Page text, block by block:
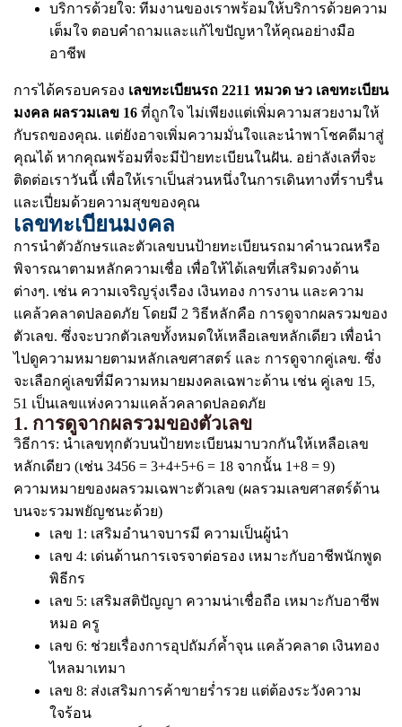
บริการด้วยใจ: ทีมงานของเราพร้อมให้บริการด้วยความ
เต็มใจ ตอบคำถามและแก้ไขปัญหาให้คุณอย่างมือ
อาชีพ
การได้ครอบครอง เลขทะเบียนรถ 2211 หมวด ษว เลขทะเบียน
มงคล ผลรวมเลข 16 ที่ถูกใจ ไม่เพียงแต่เพิ่มความสวยงามให้
กับรถของคุณ. แต่ยังอาจเพิ่มความมั่นใจและนำพาโชคดีมาสู่
คุณได้ หากคุณพร้อมที่จะมีป้ายทะเบียนในฝัน. อย่าลังเลที่จะ
ติดต่อเราวันนี้ เพื่อให้เราเป็นส่วนหนึ่งในการเดินทางที่ราบรื่น
และเปี่ยมด้วยความสุขของคุณ
เลขทะเบียนมงคล
การนำตัวอักษรและตัวเลขบนป้ายทะเบียนรถมาคำนวณหรือ
พิจารณาตามหลักความเชื่อ เพื่อให้ได้เลขที่เสริมดวงด้าน
ต่างๆ. เช่น ความเจริญรุ่งเรือง เงินทอง การงาน และความ
แคล้วคลาดปลอดภัย โดยมี 2 วิธีหลักคือ การดูจากผลรวมของ
ตัวเลข. ซึ่งจะบวกตัวเลขทั้งหมดให้เหลือเลขหลักเดียว เพื่อนำ
ไปดูความหมายตามหลักเลขศาสตร์ และ การดูจากคู่เลข. ซึ่ง
จะเลือกคู่เลขที่มีความหมายมงคลเฉพาะด้าน เช่น คู่เลข 15,
51 เป็นเลขแห่งความแคล้วคลาดปลอดภัย
1. การดูจากผลรวมของตัวเลข
วิธีการ: นำเลขทุกตัวบนป้ายทะเบียนมาบวกกันให้เหลือเลข
หลักเดียว (เช่น 3456 = 3+4+5+6 = 18 จากนั้น 1+8 = 9)
ความหมายของผลรวมเฉพาะตัวเลข (ผลรวมเลขศาสตร์ด้าน
บนจะรวมพยัญชนะด้วย)
เลข 1: เสริมอำนาจบารมี ความเป็นผู้นำ
เลข 4: เด่นด้านการเจรจาต่อรอง เหมาะกับอาชีพนักพูด
พิธีกร
เลข 5: เสริมสติปัญญา ความน่าเชื่อถือ เหมาะกับอาชีพ
หมอ ครู
เลข 6: ช่วยเรื่องการอุปถัมภ์ค้ำจุน แคล้วคลาด เงินทอง
ไหลมาเทมา
เลข 8: ส่งเสริมการค้าขายร่ำรวย แต่ต้องระวังความ
ใจร้อน